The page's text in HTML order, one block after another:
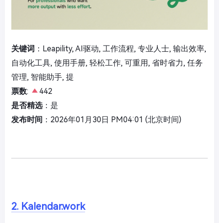
关键词 ：Leapility, AI驱动, 工作流程, 专业人士, 输出效率,
自动化工具, 使用手册, 轻松工作, 可重用, 省时省力, 任务
管理, 智能助手, 提
票数:
442
是否精选：是
发布时间 ：2026年01月30日 PM04:01 (北京时间)
2. Kalendar.work